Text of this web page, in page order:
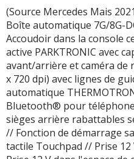
(Source Mercedes Mais
Boîte automatique 7G/8G-
Accoudoir dans la console
active PARKTRONIC avec
avant/arrière et caméra de
x 720 dpi) avec lignes de
automatique
Bluetooth® pour
sièges arrière rabattables
// Fonction de démarrage
tactile Touchpad // Prise